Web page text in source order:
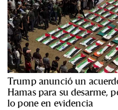
Trump anunció un
Hamas para su desarme,
lo pone en evidencia